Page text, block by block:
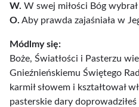
W. W swej miłości Bóg
O. Aby prawda zajaśniała w
Módlmy się:
Boże, Światłości i Pasterzu
Gnieźnieńskiemu Świętego
karmił słowem i kształtował
pasterskie dary